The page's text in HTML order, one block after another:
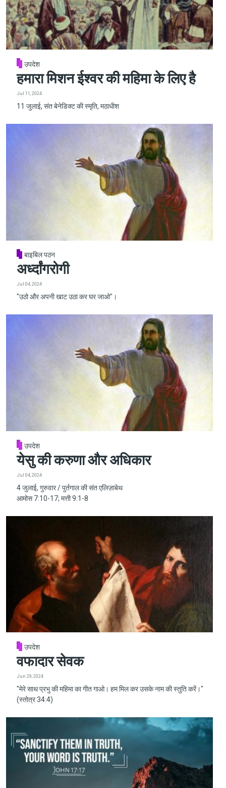
उपदेश
हमारा मिशन ईश्वर की महिमा के लिए है
Jul 11, 2024
11 जुलाई, संत बेनेडिक्ट की स्मृति, मठाधीश
बाइबिल पठन
अर्ध्दांगरोगी
Jul 04, 2024
"उठो और अपनी खाट उठा कर घर जाओ"।
उपदेश
येसु की करुणा और अधिकार
Jul 04, 2024
4 जुलाई, गुरुवार / पुर्तगाल की संत एलिज़ाबेथ
आमोस 7:10-17; मत्ती 9:1-8
उपदेश
वफादार सेवक
Jun 29, 2024
"मेरे साथ प्रभु की महिमा का गीत गाओ। हम मिल कर उसके नाम की स्तुति करें।"
(स्तोत्र 34:4)